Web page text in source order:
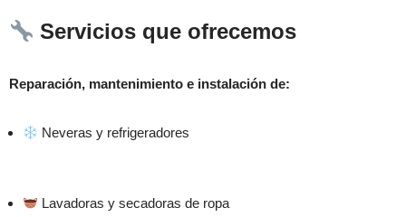
Servicios que ofrecemos
Reparación, mantenimiento e instalación de:
Neveras y refrigeradores
Lavadoras y secadoras de ropa